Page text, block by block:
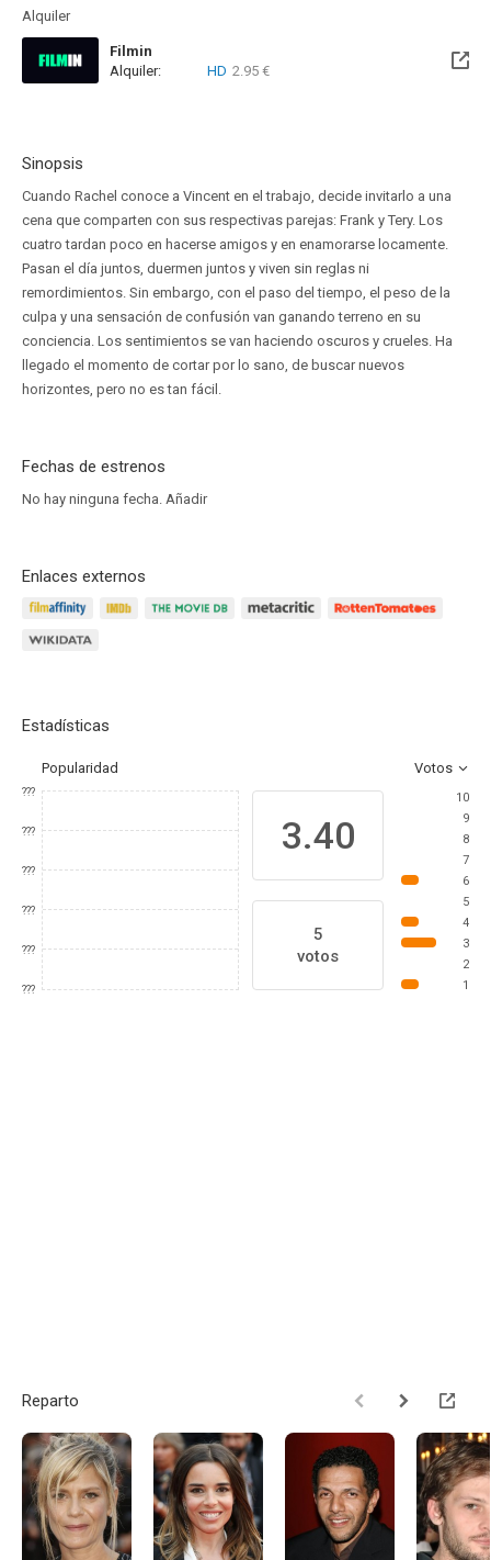
Alquiler
Filmin
Disponible hasta el Lun, 26 Oct 2026 (Quedan 2 meses)
Alquiler: HD 2.95 €
Sinopsis
Cuando Rachel conoce a Vincent en el trabajo, decide invitarlo a una
cena que comparten con sus respectivas parejas: Frank y Tery. Los
cuatro tardan poco en hacerse amigos y en enamorarse locamente.
Pasan el día juntos, duermen juntos y viven sin reglas ni
remordimientos. Sin embargo, con el paso del tiempo, el peso de la
culpa y una sensación de confusión van ganando terreno en su
conciencia. Los sentimientos se van haciendo oscuros y crueles. Ha
llegado el momento de cortar por lo sano, de buscar nuevos
horizontes, pero no es tan fácil.
Fechas de estrenos
No hay ninguna fecha. Añadir
Enlaces externos
Estadísticas
Popularidad Votos
???
???
???
???
???
???
3.40
5
votos
10
9
8
7
6
5
4
3
2
1
Reparto